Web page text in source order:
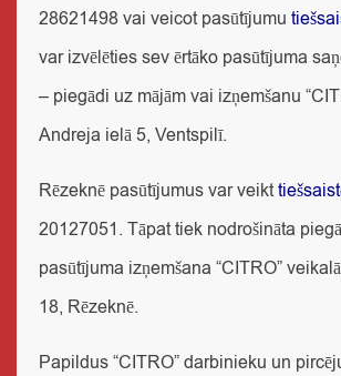
28621498 vai veicot pasūtījumu
var izvēlēties sev ērtāko pasūtījuma
– piegādi uz mājām vai izņemšanu
Andreja ielā 5, Ventspilī.
Rēzeknē pasūtījumus var veikt
20127051. Tāpat tiek nodrošināta
pasūtījuma izņemšana “CITRO”
18, Rēzeknē.
Papildus “CITRO” darbinieku un